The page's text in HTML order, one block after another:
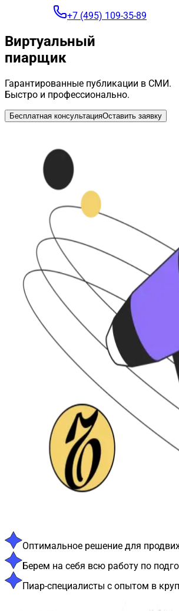
+7 (495) 109-35-89
Виртуальный
пиарщик
Гарантированные публикации в СМИ.
Быстро и профессионально.
Бесплатная консультацияОставить заявку
Оптимальное решение для
Берем на себя всю работу по
Пиар-специалисты с опытом в